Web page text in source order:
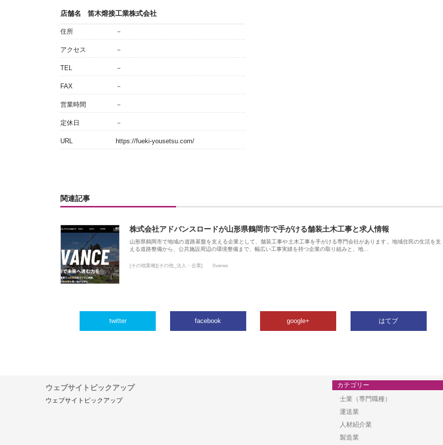
店舗名 笛木熔接工業株式会社
住所 －
アクセス －
TEL －
FAX －
営業時間 －
定休日 －
URL https://fueki-yousetsu.com/
関連記事
株式会社アドバンスロードが山形県鶴岡市で手がける舗装土木工事と求人情報
山形県鶴岡市で地域の道路基盤を支える企業として、舗装工事や土木工事を手がける専門会社があります。地域住民の生活を支
える道路整備から、公共施設周辺の環境整備まで、幅広い工事実績を持つ企業の取り組みと、地…
[その他業種][その他_法人・企業] 0views
twitter facebook google+ はてブ
ウェブサイトピックアップ
ウェブサイトピックアップ
カテゴリー
士業（専門職種）
運送業
人材紹介業
製造業